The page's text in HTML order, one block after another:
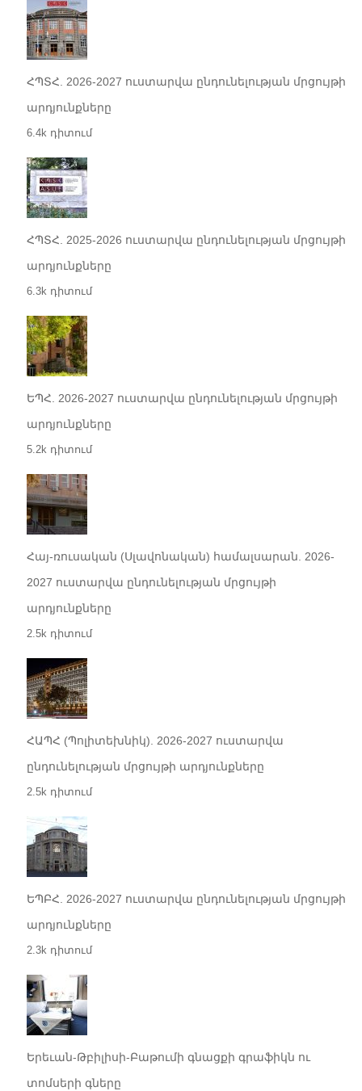
ՀՊՏՀ. 2026-2027 ուստարվա ընդունելության մրցույթի
արդյունքները
6.4k դիտում
ՀՊՏՀ. 2025-2026 ուստարվա ընդունելության մրցույթի
արդյունքները
6.3k դիտում
ԵՊՀ. 2026-2027 ուստարվա ընդունելության մրցույթի
արդյունքները
5.2k դիտում
Հայ-ռուսական (Սլավոնական) համալսարան. 2026-
2027 ուստարվա ընդունելության մրցույթի
արդյունքները
2.5k դիտում
ՀԱՊՀ (Պոլիտեխնիկ). 2026-2027 ուստարվա
ընդունելության մրցույթի արդյունքները
2.5k դիտում
ԵՊԲՀ. 2026-2027 ուստարվա ընդունելության մրցույթի
արդյունքները
2.3k դիտում
Երեւան-Թբիլիսի-Բաթումի գնացքի գրաֆիկն ու
տոմսերի գները